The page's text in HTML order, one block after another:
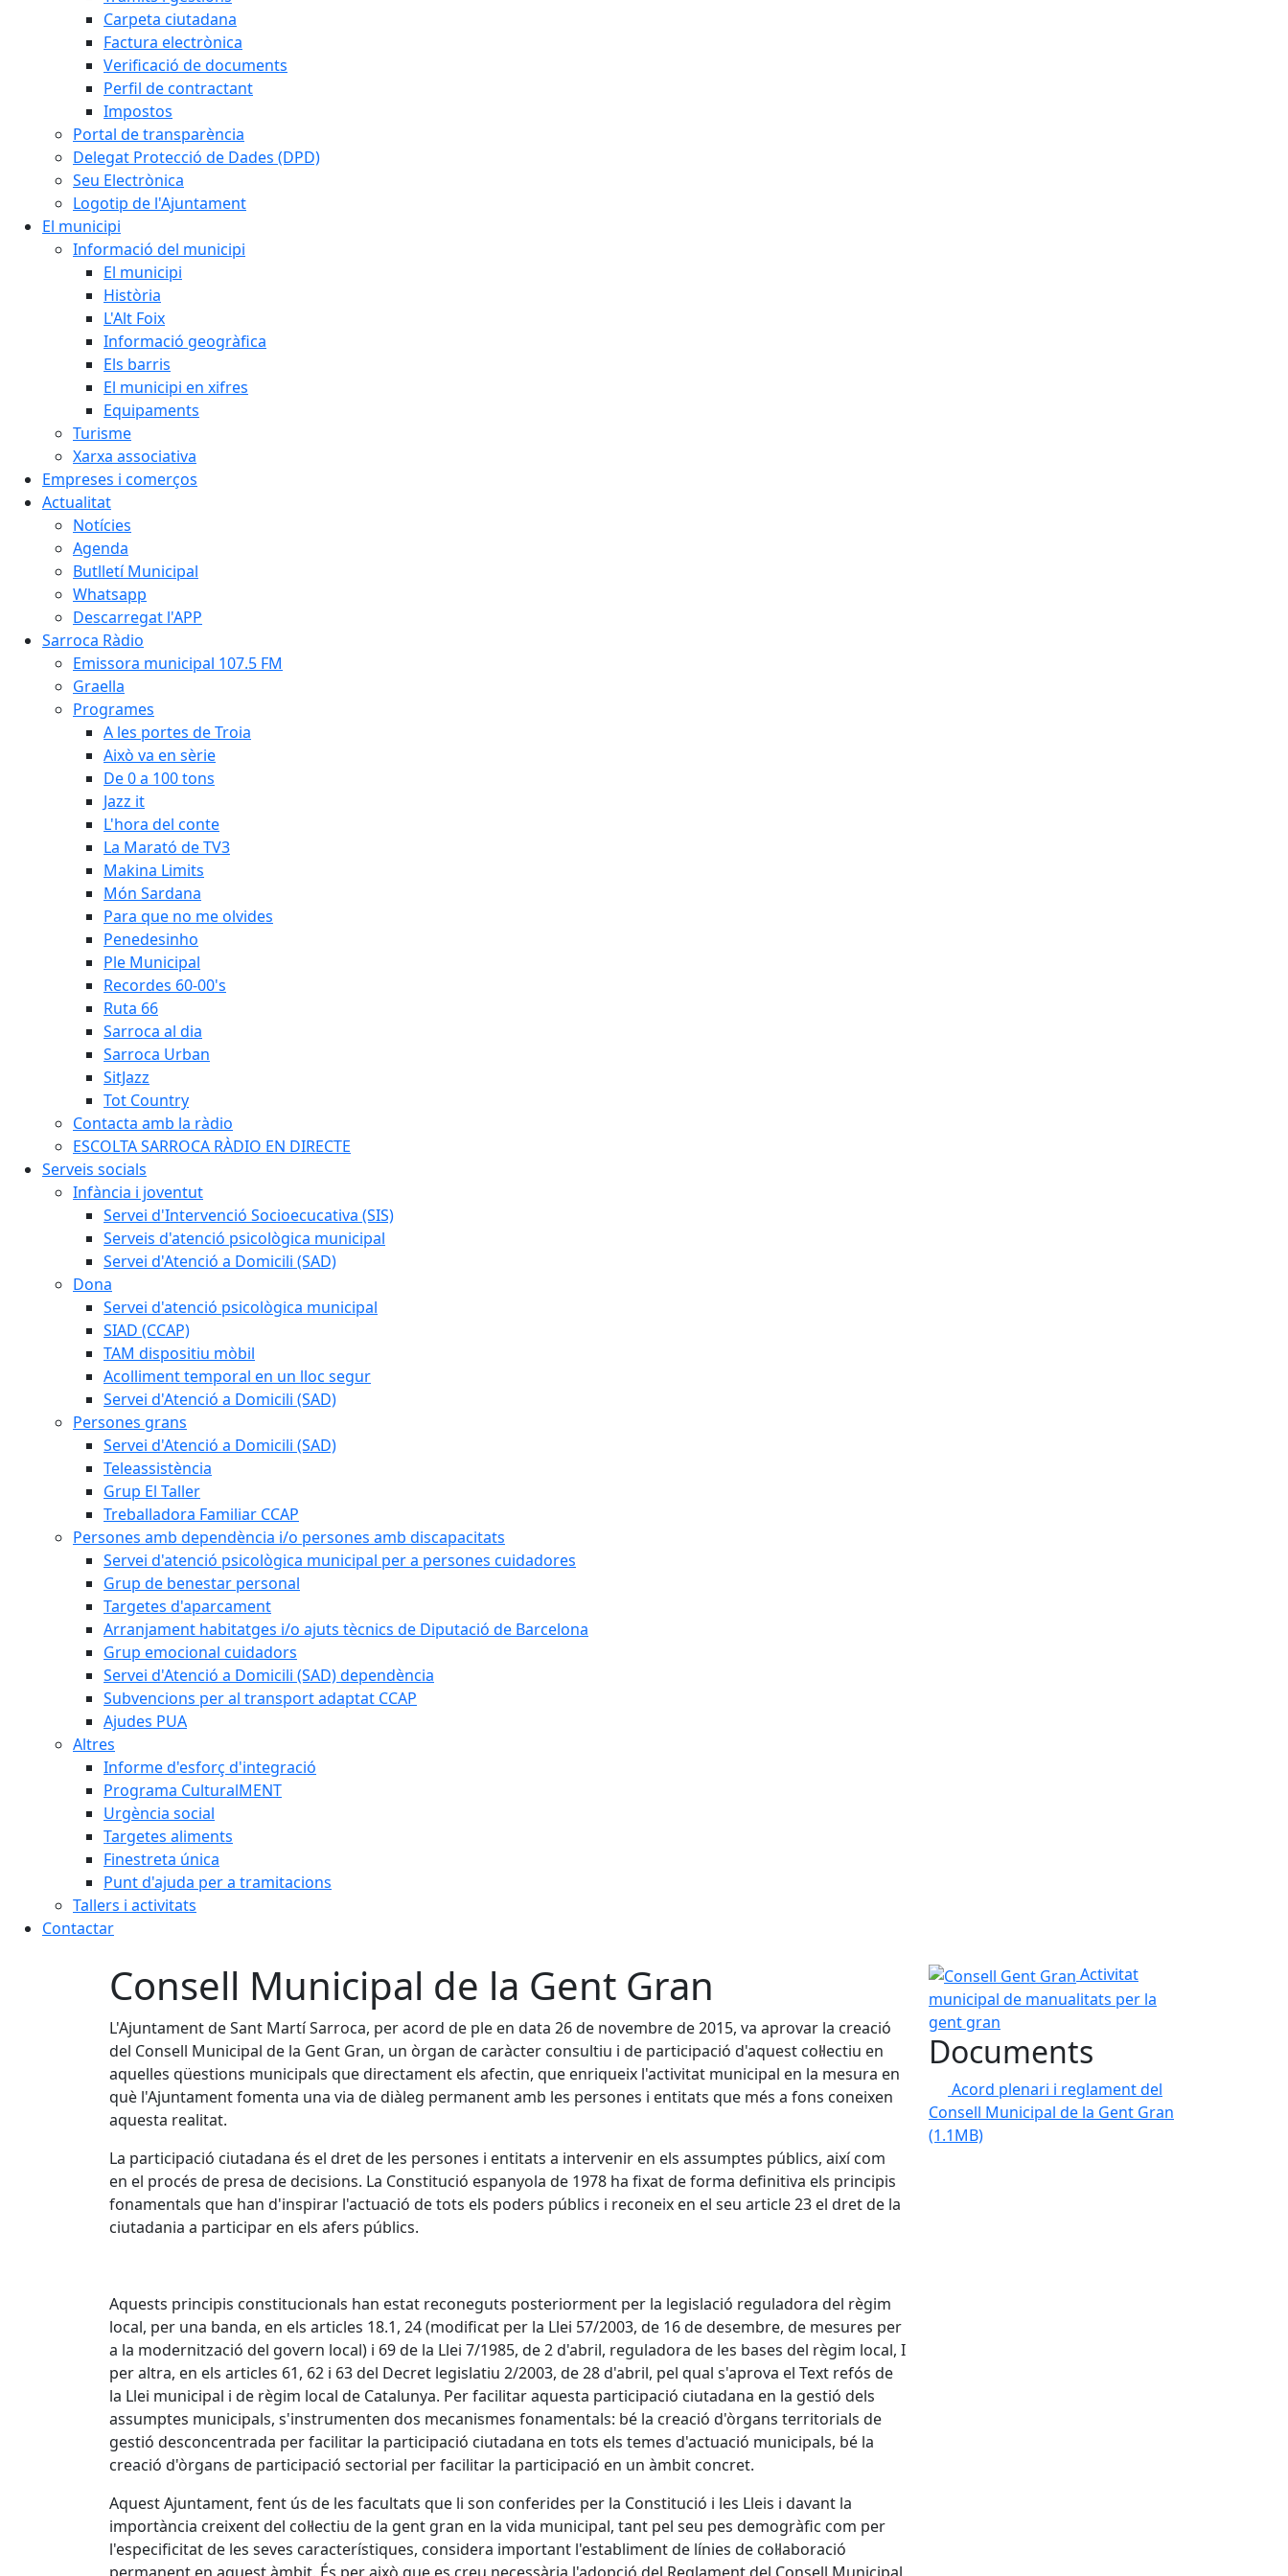
Carpeta ciutadana
Factura electrònica
Verificació de documents
Perfil de contractant
Impostos
Portal de transparència
Delegat Protecció de Dades (DPD)
Seu Electrònica
Logotip de l'Ajuntament
El municipi
Informació del municipi
El municipi
Història
L'Alt Foix
Informació geogràfica
Els barris
El municipi en xifres
Equipaments
Turisme
Xarxa associativa
Empreses i comerços
Actualitat
Notícies
Agenda
Butlletí Municipal
Whatsapp
Descarregat l'APP
Sarroca Ràdio
Emissora municipal 107.5 FM
Graella
Programes
A les portes de Troia
Això va en sèrie
De 0 a 100 tons
Jazz it
L'hora del conte
La Marató de TV3
Makina Limits
Món Sardana
Para que no me olvides
Penedesinho
Ple Municipal
Recordes 60-00's
Ruta 66
Sarroca al dia
Sarroca Urban
SitJazz
Tot Country
Contacta amb la ràdio
ESCOLTA SARROCA RÀDIO EN DIRECTE
Serveis socials
Infància i joventut
Servei d'Intervenció Socioecucativa (SIS)
Serveis d'atenció psicològica municipal
Servei d'Atenció a Domicili (SAD)
Dona
Servei d'atenció psicològica municipal
SIAD (CCAP)
TAM dispositiu mòbil
Acolliment temporal en un lloc segur
Servei d'Atenció a Domicili (SAD)
Persones grans
Servei d'Atenció a Domicili (SAD)
Teleassistència
Grup El Taller
Treballadora Familiar CCAP
Persones amb dependència i/o persones amb discapacitats
Servei d'atenció psicològica municipal per a persones cuidadores
Grup de benestar personal
Targetes d'aparcament
Arranjament habitatges i/o ajuts tècnics de Diputació de Barcelona
Grup emocional cuidadors
Servei d'Atenció a Domicili (SAD) dependència
Subvencions per al transport adaptat CCAP
Ajudes PUA
Altres
Informe d'esforç d'integració
Programa CulturalMENT
Urgència social
Targetes aliments
Finestreta única
Punt d'ajuda per a tramitacions
Tallers i activitats
Contactar
Consell Municipal de la Gent Gran
L'Ajuntament de Sant Martí Sarroca, per acord de ple en data 26 de novembre de 2015, va aprovar la creació
del Consell Municipal de la Gent Gran, un òrgan de caràcter consultiu i de participació d'aquest col·lectiu en
aquelles qüestions municipals que directament els afectin, que enriqueix l'activitat municipal en la mesura en
què l'Ajuntament fomenta una via de diàleg permanent amb les persones i entitats que més a fons coneixen
aquesta realitat.
La participació ciutadana és el dret de les persones i entitats a intervenir en els assumptes públics, així com
en el procés de presa de decisions. La Constitució espanyola de 1978 ha fixat de forma definitiva els principis
fonamentals que han d'inspirar l'actuació de tots els poders públics i reconeix en el seu article 23 el dret de la
ciutadania a participar en els afers públics.
Aquests principis constitucionals han estat reconeguts posteriorment per la legislació reguladora del règim
local, per una banda, en els articles 18.1, 24 (modificat per la Llei 57/2003, de 16 de desembre, de mesures per
a la modernització del govern local) i 69 de la Llei 7/1985, de 2 d'abril, reguladora de les bases del règim local, I
per altra, en els articles 61, 62 i 63 del Decret legislatiu 2/2003, de 28 d'abril, pel qual s'aprova el Text refós de
la Llei municipal i de règim local de Catalunya. Per facilitar aquesta participació ciutadana en la gestió dels
assumptes municipals, s'instrumenten dos mecanismes fonamentals: bé la creació d'òrgans territorials de
gestió desconcentrada per facilitar la participació ciutadana en tots els temes d'actuació municipals, bé la
creació d'òrgans de participació sectorial per facilitar la participació en un àmbit concret.
Aquest Ajuntament, fent ús de les facultats que li son conferides per la Constitució i les Lleis i davant la
importància creixent del col·lectiu de la gent gran en la vida municipal, tant pel seu pes demogràfic com per
l'especificitat de les seves característiques, considera important l'establiment de línies de col·laboració
Consell Gent Gran
Activitat
municipal de manualitats per la
gent gran
Documents
Acord plenari i reglament del
Consell Municipal de la Gent Gran
(1.1MB)